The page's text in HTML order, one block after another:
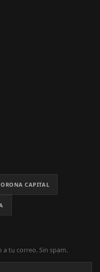
CAPITAL
a tu correo. Sin spam.